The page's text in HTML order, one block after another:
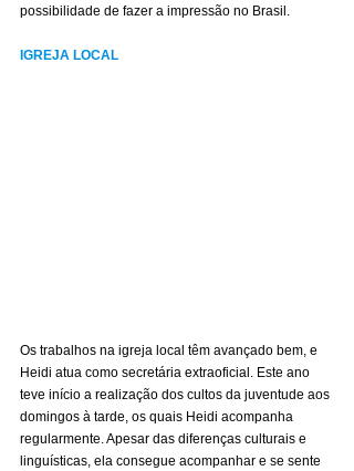
possibilidade de fazer a impressão no Brasil.
IGREJA LOCAL
Os trabalhos na igreja local têm avançado bem, e
Heidi atua como secretária extraoficial. Este ano
teve início a realização dos cultos da juventude aos
domingos à tarde, os quais Heidi acompanha
regularmente. Apesar das diferenças culturais e
linguísticas, ela consegue acompanhar e se sente